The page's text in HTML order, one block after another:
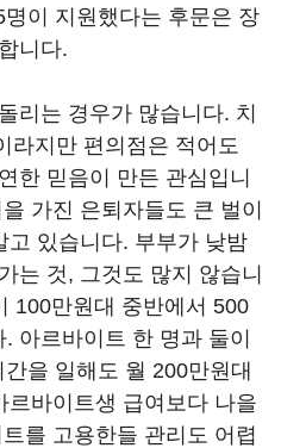
이 지원했다는 후문은 장
니다.
리는 경우가 많습니다. 치
라지만 편의점은 적어도
한 믿음이 만든 관심입니
가진 은퇴자들도 큰 벌이
고 있습니다. 부부가 낮밤
는 것, 그것도 많지 않습니
100만원대 중반에서 500
아르바이트 한 명과 둘이
을 일해도 월 200만원대
바이트생 급여보다 나을
를 고용한들 관리도 어렵